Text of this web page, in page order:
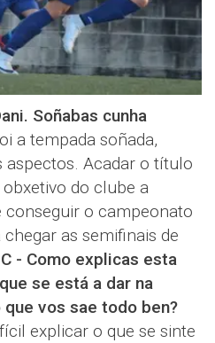
Soñabas cunha
a tempada soñada,
Acadar o título
do clube a
conseguir o campeonato
as semifinais de
- Como explicas esta
se está a dar na
vos sae todo ben?
explicar o que se sinte